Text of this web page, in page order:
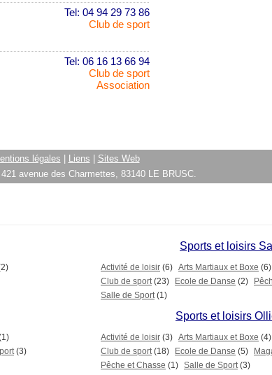
Tel: 04 94 29 73 86
Club de sport
Tel: 06 16 13 66 94
Club de sport
Association
légales Liens
Sites Web
avenue des Charmettes, 83140 LE BRUSC.
Sports et loisirs
Activité de loisir (6) Arts Martiaux et Boxe (6)
Club de sport (23) Ecole de Danse (2)
Salle de Sport (1)
(3)
Sports et loisirs
Activité de loisir (3) Arts Martiaux et Boxe (4)
Club de sport (18) Ecole de Danse (5)
Pêche et Chasse (1) Salle de Sport (3)